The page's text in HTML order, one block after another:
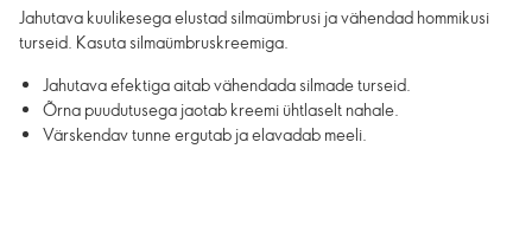
Jahutava kuulikesega elustad silmaümbrusi ja vähendad hommikusi
turseid. Kasuta silmaümbruskreemiga.
Jahutava efektiga aitab vähendada silmade turseid.
Õrna puudutusega jaotab kreemi ühtlaselt nahale.
Värskendav tunne ergutab ja elavadab meeli.